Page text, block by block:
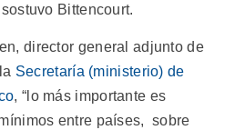
Bittencourt.
director general adjunto de
Secretaría (ministerio) de
, “lo más importante es
entre países, sobre